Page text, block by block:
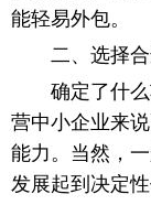
能轻易外包。
二、选择
确定了什么
营中小企业来
能力。当然，
发展起到决定